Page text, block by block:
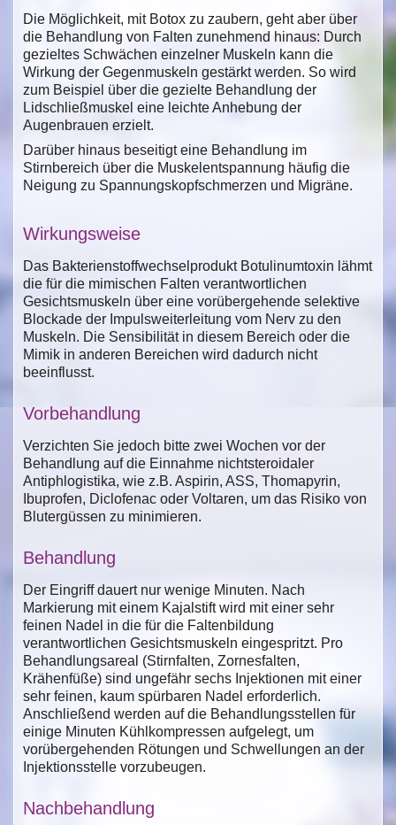
Die Möglichkeit, mit Botox zu zaubern, geht aber über
die Behandlung von Falten zunehmend hinaus: Durch
gezieltes Schwächen einzelner Muskeln kann die
Wirkung der Gegenmuskeln gestärkt werden. So wird
zum Beispiel über die gezielte Behandlung der
Lidschließmuskel eine leichte Anhebung der
Augenbrauen erzielt.
Darüber hinaus beseitigt eine Behandlung im
Stirnbereich über die Muskelentspannung häufig die
Neigung zu Spannungskopfschmerzen und Migräne.
Wirkungsweise
Das Bakterienstoffwechselprodukt Botulinumtoxin lähmt
die für die mimischen Falten verantwortlichen
Gesichtsmuskeln über eine vorübergehende selektive
Blockade der Impulsweiterleitung vom Nerv zu den
Muskeln. Die Sensibilität in diesem Bereich oder die
Mimik in anderen Bereichen wird dadurch nicht
beeinflusst.
Vorbehandlung
Verzichten Sie jedoch bitte zwei Wochen vor der
Behandlung auf die Einnahme nichtsteroidaler
Antiphlogistika, wie z.B. Aspirin, ASS, Thomapyrin,
Ibuprofen, Diclofenac oder Voltaren, um das Risiko von
Blutergüssen zu minimieren.
Behandlung
Der Eingriff dauert nur wenige Minuten. Nach
Markierung mit einem Kajalstift wird mit einer sehr
feinen Nadel in die für die Faltenbildung
verantwortlichen Gesichtsmuskeln eingespritzt. Pro
Behandlungsareal (Stirnfalten, Zornesfalten,
Krähenfüße) sind ungefähr sechs Injektionen mit einer
sehr feinen, kaum spürbaren Nadel erforderlich.
Anschließend werden auf die Behandlungsstellen für
einige Minuten Kühlkompressen aufgelegt, um
vorübergehenden Rötungen und Schwellungen an der
Injektionsstelle vorzubeugen.
Nachbehandlung